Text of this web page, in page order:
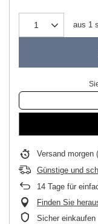
aus 1
Versand morgen
Günstige und
14 Tage für
Finden Sie
Sicher einkaufen